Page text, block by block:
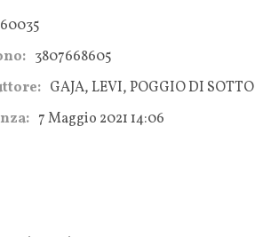
60035
3807668605
GAJA, LEVI, POGGIO DI SOTTO
7 Maggio 2021 14:06